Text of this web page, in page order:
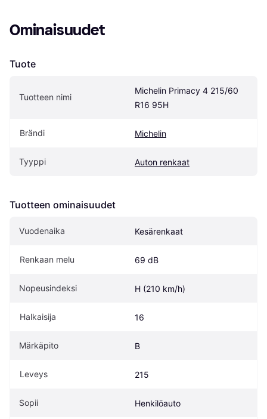
Ominaisuudet
Tuote
Tuotteen nimi
Michelin Primacy 4 215/60
R16 95H
Brändi Michelin
Tyyppi Auton renkaat
Tuotteen ominaisuudet
Vuodenaika Kesärenkaat
Renkaan melu 69 dB
Nopeusindeksi H (210 km/h)
Halkaisija 16
Märkäpito B
Leveys 215
Sopii Henkilöauto